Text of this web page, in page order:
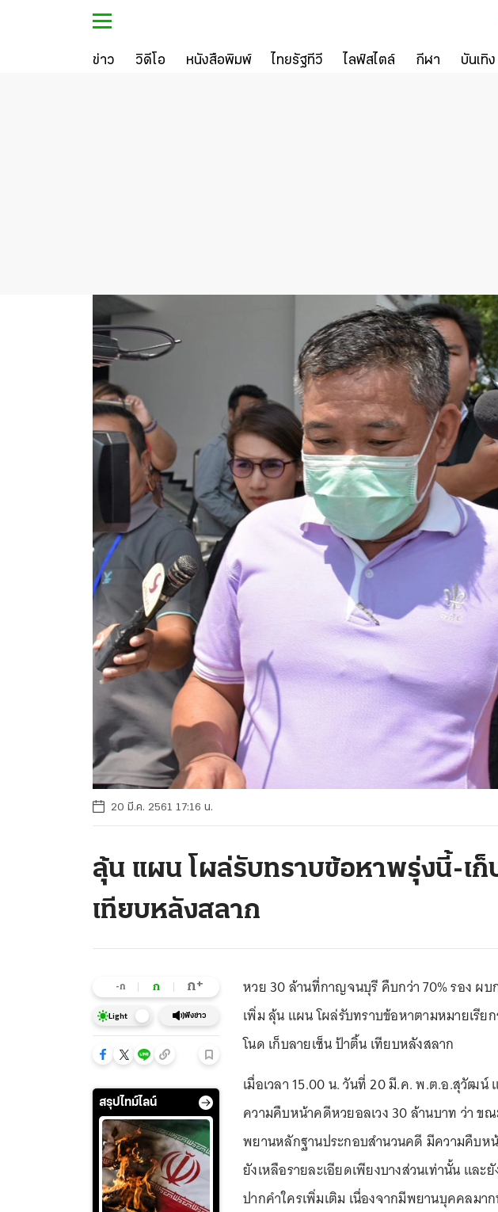
ข่าว วิดีโอ หนังสือพิมพ์ ไทยรัฐทีวี ไลฟ์สไตล์ กีฬา บันเทิง
20 มี.ค. 2561 17:16 น.
ลุ้น แผน โผล่รับทราบข้อหาพรุ่งนี้-เก็
เทียบหลังสลาก
-ก ก ก+
Light ฟังข่าว
สรุปไทม์ไลน์
หวย 30 ล้านที่กาญจนบุรี คืบกว่า 70% รอง ผบ
เพิ่ม ลุ้น แผน โผล่รับทราบข้อหาตามหมายเรี
โนด เก็บลายเซ็น ป้าติ้น เทียบหลังสลาก
เมื่อเวลา 15.00 น. วันที่ 20 มี.ค. พ.ต.อ.สุวัฒน์
ความคืบหน้าคดีหวยอลเวง 30 ล้านบาท ว่า ขณ
พยานหลักฐานประกอบสำนวนคดี มีความคืบหน้
ยังเหลือรายละเอียดเพียงบางส่วนเท่านั้น และ
ปากคำใครเพิ่มเติม เนื่องจากมีพยานบุคคลมา